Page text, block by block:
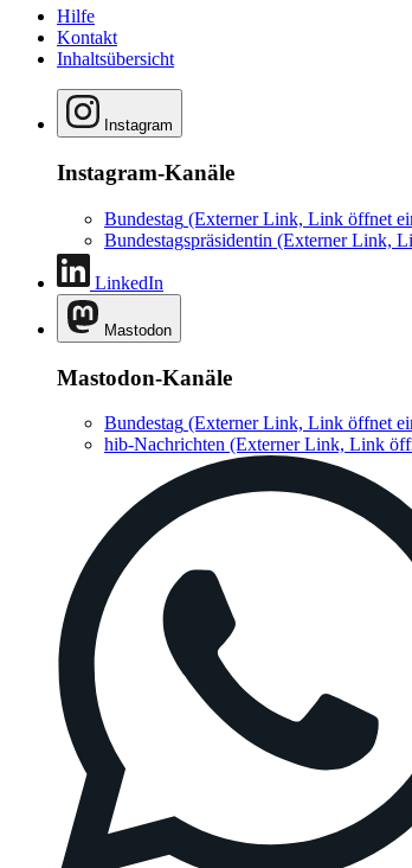
Hilfe
Kontakt
Inhaltsübersicht
Instagram
Instagram-Kanäle
Bundestag (Externer Link, Link öffnet
Bundestagspräsidentin (Externer Link,
LinkedIn
Mastodon
Mastodon-Kanäle
Bundestag (Externer Link, Link öffnet
hib-Nachrichten (Externer Link, Link